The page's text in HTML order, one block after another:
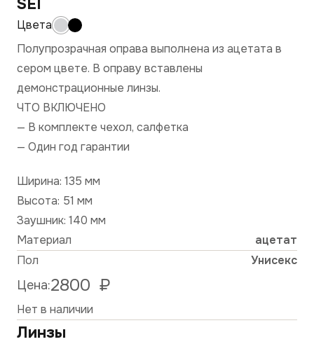
SEI
Полупрозрачная оправа выполнена из ацетата в
сером цвете. В оправу вставлены
демонстрационные линзы.
ЧТО ВКЛЮЧЕНО
— В комплекте чехол, салфетка
— Один год гарантии
Ширина: 135 мм
Высота: 51 мм
Заушник: 140 мм
Материал
ацетат
Пол
Унисекс
Цена:2800 ₽
Нет в наличии
Линзы